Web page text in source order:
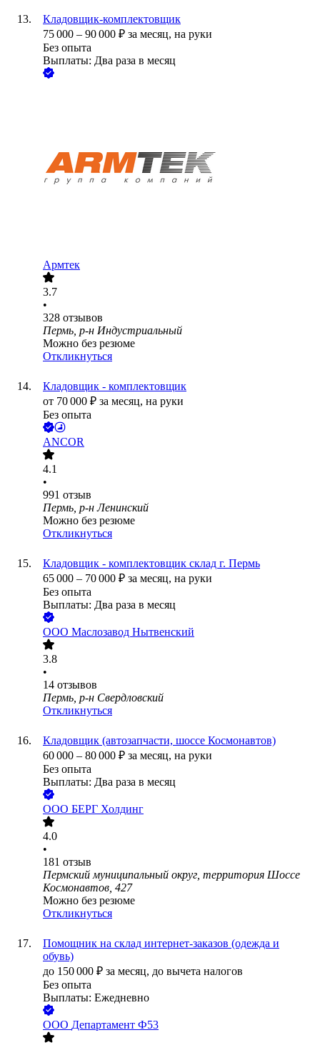
Кладовщик-комплектовщик
75 000 – 90 000 ₽ за месяц, на руки
Без опыта
Выплаты: Два раза в месяц
Армтек
3.7
•
328 отзывов
Пермь, р-н Индустриальный
Можно без резюме
Откликнуться
Кладовщик - комплектовщик
от 70 000 ₽ за месяц, на руки
Без опыта
ANCOR
4.1
•
991 отзыв
Пермь, р-н Ленинский
Можно без резюме
Откликнуться
Кладовщик - комплектовщик склад г. Пермь
65 000 – 70 000 ₽ за месяц, на руки
Без опыта
Выплаты: Два раза в месяц
ООО Маслозавод Нытвенский
3.8
•
14 отзывов
Пермь, р-н Свердловский
Откликнуться
Кладовщик (автозапчасти, шоссе Космонавтов)
60 000 – 80 000 ₽ за месяц, на руки
Без опыта
Выплаты: Два раза в месяц
ООО БЕРГ Холдинг
4.0
•
181 отзыв
Пермский муниципальный округ, территория Шоссе
Космонавтов, 427
Можно без резюме
Откликнуться
Помощник на склад интернет-заказов (одежда и
обувь)
до 150 000 ₽ за месяц, до вычета налогов
Без опыта
Выплаты: Ежедневно
ООО Департамент Ф53